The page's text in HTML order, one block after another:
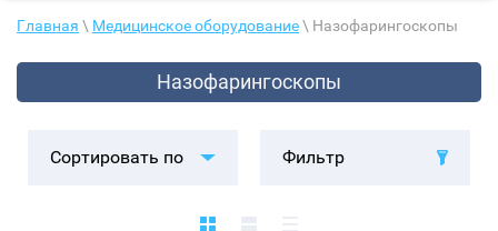
Главная \ Медицинское оборудование\ Назофарингоскопы
Назофарингоскопы
Сортировать по Фильтр